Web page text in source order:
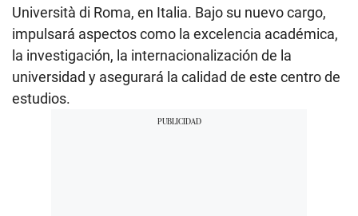
Università di Roma, en Italia. Bajo su nuevo cargo,
impulsará aspectos como la excelencia académica,
la investigación, la internacionalización de la
universidad y asegurará la calidad de este centro de
estudios.